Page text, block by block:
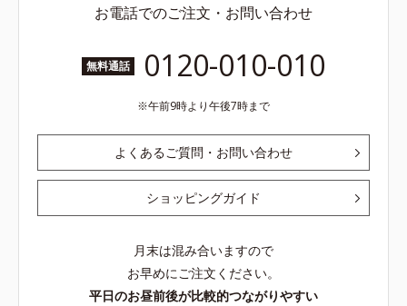
お電話でのご注文・お問い合わせ
無料通話 0120-010-010
午前9時より午後7時まで
よくあるご質問・お問い合わせ
ショッピングガイド
月末は混み合いますので
お早めにご注文ください。
平日のお昼前後が比較的つながりやすい